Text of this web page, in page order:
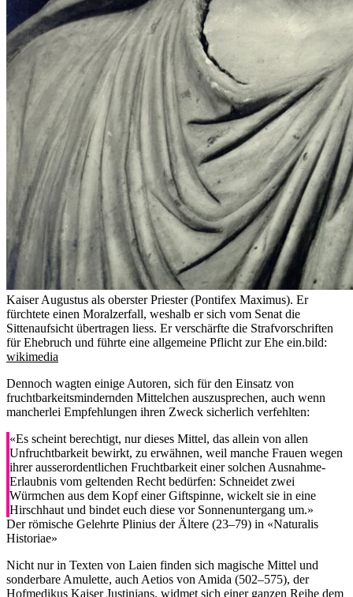
Kaiser Augustus als oberster Priester (Pontifex Maximus). Er
fürchtete einen Moralzerfall, weshalb er sich vom Senat die
Sittenaufsicht übertragen liess. Er verschärfte die Strafvorschriften
für Ehebruch und führte eine allgemeine Pflicht zur Ehe ein.bild:
wikimedia
Dennoch wagten einige Autoren, sich für den Einsatz von
fruchtbarkeitsmindernden Mittelchen auszusprechen, auch wenn
mancherlei Empfehlungen ihren Zweck sicherlich verfehlten:
«Es scheint berechtigt, nur dieses Mittel, das allein von allen
Unfruchtbarkeit bewirkt, zu erwähnen, weil manche Frauen wegen
ihrer ausserordentlichen Fruchtbarkeit einer solchen Ausnahme-
Erlaubnis vom geltenden Recht bedürfen: Schneidet zwei
Würmchen aus dem Kopf einer Giftspinne, wickelt sie in eine
Hirschhaut und bindet euch diese vor Sonnenuntergang um.»
Der römische Gelehrte Plinius der Ältere (23–79) in «Naturalis
Historiae»
Nicht nur in Texten von Laien finden sich magische Mittel und
sonderbare Amulette, auch Aetios von Amida (502–575), der
Hofmedikus Kaiser Justinians, widmet sich einer ganzen Reihe dem